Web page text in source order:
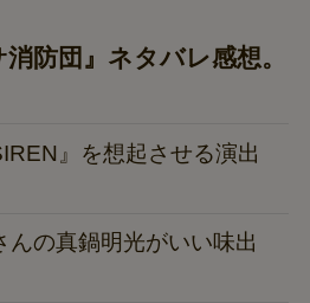
防団』ネタバレ感想。
』を想起させる演出
んの真鍋明光がいい味出